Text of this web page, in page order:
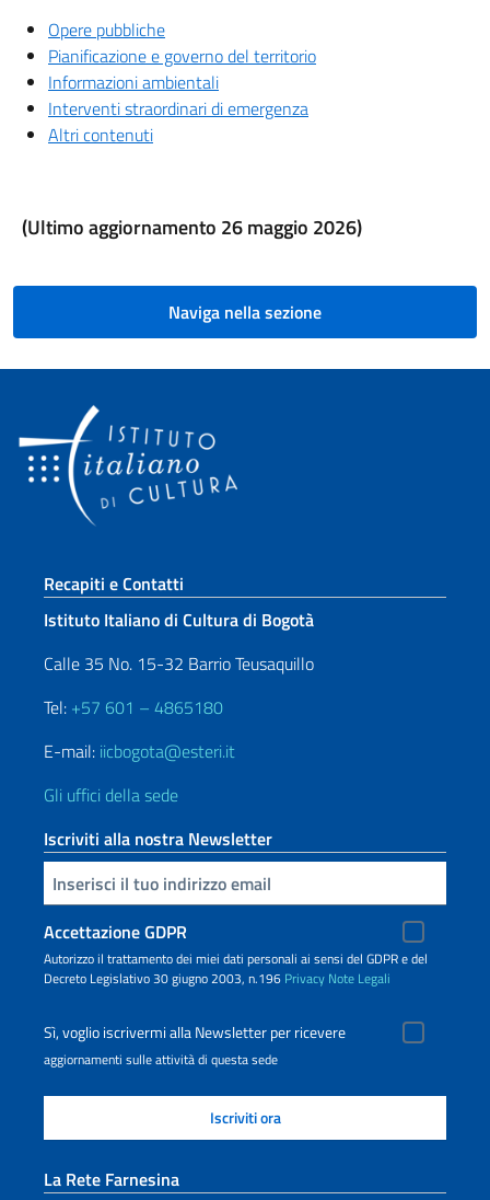
Opere pubbliche
Pianificazione e governo del territorio
Informazioni ambientali
Interventi straordinari di emergenza
Altri contenuti
(Ultimo aggiornamento 26 maggio 2026)
Naviga nella sezione
Sezione footer
Recapiti e Contatti
Istituto Italiano di Cultura di Bogotà
Calle 35 No. 15-32 Barrio Teusaquillo
Tel: +57 601 – 4865180
E-mail: iicbogota@esteri.it
Gli uffici della sede
Iscriviti alla nostra Newsletter
Inserisci la tua email
Accettazione GDPR
Autorizzo il trattamento dei miei dati personali ai sensi del GDPR e del
Decreto Legislativo 30 giugno 2003, n.196 Privacy Note Legali
Sì, voglio iscrivermi alla Newsletter per ricevere
aggiornamenti sulle attività di questa sede
La Rete Farnesina